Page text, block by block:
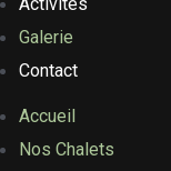
Galerie
Contact
Accueil
Nos Chalets